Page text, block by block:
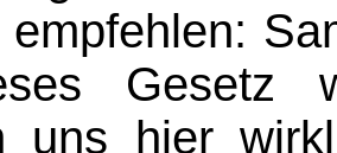
empfehlen:
Gesetz
uns hier